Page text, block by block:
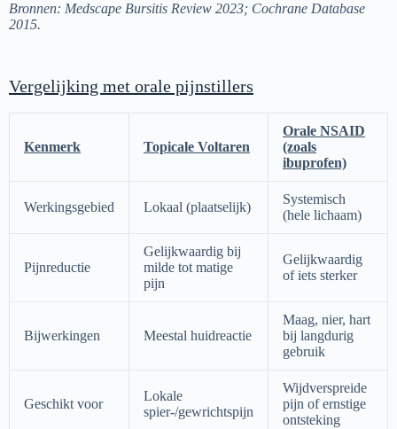
Bronnen: Medscape Bursitis Review 2023; Cochrane Database
2015.
Vergelijking met orale pijnstillers
Kenmerk Topicale Voltaren
Orale NSAID
(zoals
ibuprofen)
Werkingsgebied Lokaal (plaatselijk)
Systemisch
(hele lichaam)
Pijnreductie
Gelijkwaardig bij
milde tot matige
pijn
Gelijkwaardig
of iets sterker
Bijwerkingen Meestal huidreactie
Maag, nier, hart
bij langdurig
gebruik
Geschikt voor
Lokale
spier-/gewrichtspijn
Wijdverspreide
pijn of ernstige
ontsteking